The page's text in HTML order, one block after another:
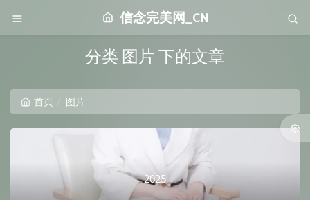
信念完美网_CN
分类 图片 下的文章
首页 图片
2025